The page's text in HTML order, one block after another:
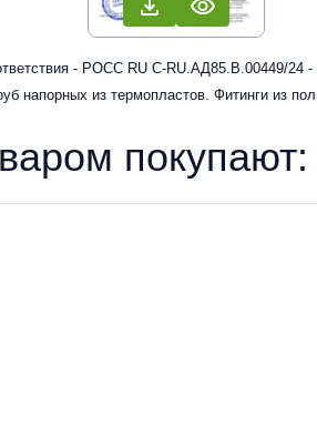
- РОСС RU С-RU.АД85.В.00449/24
напорных из термопластов. Фитинги из
отопления
покупают: